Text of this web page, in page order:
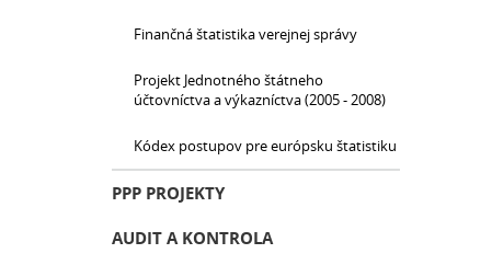
Finančná štatistika verejnej správy
Projekt Jednotného štátneho
účtovníctva a výkazníctva (2005 - 2008)
Kódex postupov pre európsku štatistiku
PPP PROJEKTY
AUDIT A KONTROLA